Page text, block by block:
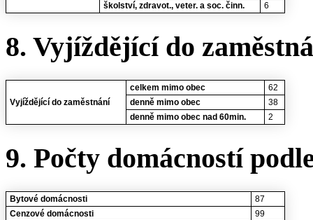
školství, zdravot., veter. a soc. činn.
6
8. Vyjíždějící do
Vyjíždějící do zaměstnání
celkem mimo obec
62
denně mimo obec
38
denně mimo obec nad 60min.
2
9. Počty domácností
Bytové domácnosti
87
Cenzové domácnosti
99